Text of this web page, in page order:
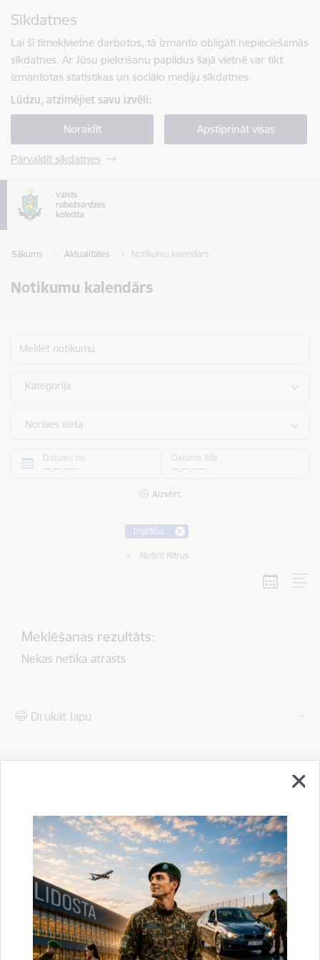
Sīkdatnes
Lai šī tīmekļvietne darbotos, tā izmanto obligāti nepieciešamās
sīkdatnes. Ar Jūsu piekrišanu papildus šajā vietnē var tikt
izmantotas statistikas un sociālo mediju sīkdatnes.
Lūdzu, atzīmējiet savu izvēli:
Noraidīt Apstiprināt visas
Pārvaldīt sīkdatnes
Sākums Aktualitātes Notikumu kalendārs
Notikumu kalendārs
Meklēt notikumu
Kategorija
Norises vieta
Datums no Datums līdz
Aizvērt
Izglītība
Notīrīt filtrus
Meklēšanas rezultāts:
Nekas netika atrasts
Drukāt lapu